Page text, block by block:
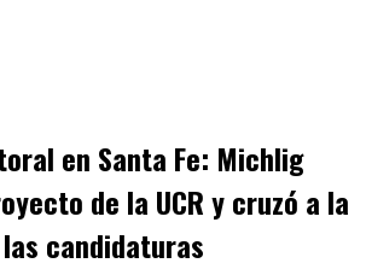
en Santa Fe: Michlig
de la UCR y cruzó a la
candidaturas